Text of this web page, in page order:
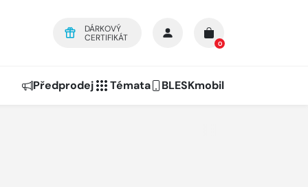
DÁRKOVÝ
CERTIFIKÁT
0
Předprodej Témata BLESKmobil